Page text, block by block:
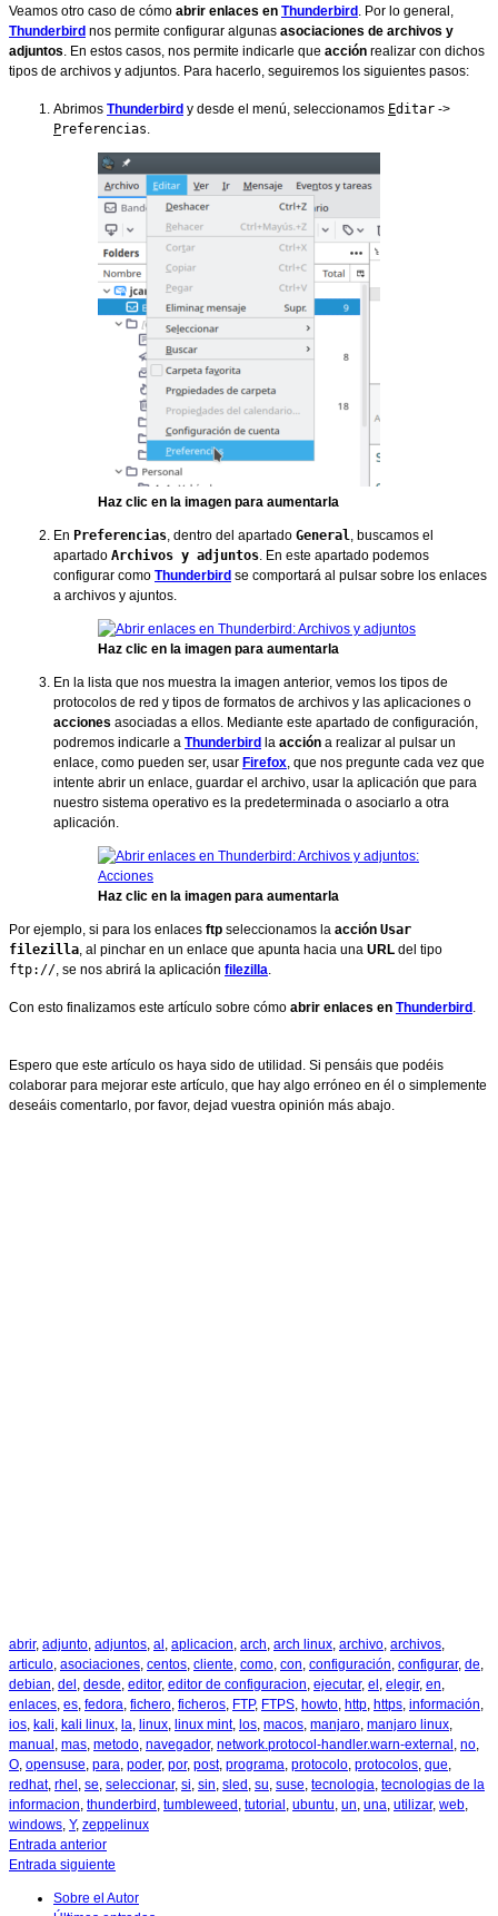
Veamos otro caso de cómo abrir enlaces en Thunderbird. Por lo general,
Thunderbird nos permite configurar algunas asociaciones de archivos y
adjuntos. En estos casos, nos permite indicarle que acción realizar con dichos
tipos de archivos y adjuntos. Para hacerlo, seguiremos los siguientes pasos:
Abrimos Thunderbird y desde el menú, seleccionamos Editar ->
Preferencias.
Haz clic en la imagen para aumentarla
En Preferencias, dentro del apartado General, buscamos el
apartado Archivos y adjuntos. En este apartado podemos
configurar como Thunderbird se comportará al pulsar sobre los enlaces
a archivos y ajuntos.
Haz clic en la imagen para aumentarla
En la lista que nos muestra la imagen anterior, vemos los tipos de
protocolos de red y tipos de formatos de archivos y las aplicaciones o
acciones asociadas a ellos. Mediante este apartado de configuración,
podremos indicarle a Thunderbird la acción a realizar al pulsar un
enlace, como pueden ser, usar Firefox, que nos pregunte cada vez que
intente abrir un enlace, guardar el archivo, usar la aplicación que para
nuestro sistema operativo es la predeterminada o asociarlo a otra
aplicación.
Haz clic en la imagen para aumentarla
Por ejemplo, si para los enlaces ftp seleccionamos la acción Usar
filezilla, al pinchar en un enlace que apunta hacia una URL del tipo
ftp://, se nos abrirá la aplicación filezilla.
Con esto finalizamos este artículo sobre cómo abrir enlaces en Thunderbird.
Espero que este artículo os haya sido de utilidad. Si pensáis que podéis
colaborar para mejorar este artículo, que hay algo erróneo en él o simplemente
deseáis comentarlo, por favor, dejad vuestra opinión más abajo.
abrir, adjunto, adjuntos, al, aplicacion, arch, arch linux, archivo, archivos,
articulo, asociaciones, centos, cliente, como, con, configuración, configurar, de,
debian, del, desde, editor, editor de configuracion, ejecutar, el, elegir, en,
enlaces, es, fedora, fichero, ficheros, FTP, FTPS, howto, http, https, información,
ios, kali, kali linux, la, linux, linux mint, los, macos, manjaro, manjaro linux,
manual, mas, metodo, navegador, network.protocol-handler.warn-external, no,
O, opensuse, para, poder, por, post, programa, protocolo, protocolos, que,
redhat, rhel, se, seleccionar, si, sin, sled, su, suse, tecnologia, tecnologias de la
informacion, thunderbird, tumbleweed, tutorial, ubuntu, un, una, utilizar, web,
windows, Y, zeppelinux
Entrada anterior
Entrada siguiente
Sobre el Autor